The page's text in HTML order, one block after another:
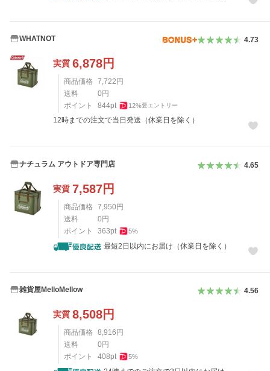
WHATNOT 4.73
実質 6,878円
商品価格 7,722 円
送料
0 円
ポイント
844pt 12%要エントリー
12時までの注文で当日発送（休業日を除く）
ナチュラム アウトドア専門店 4.65
実質 7,587円
商品価格 7,950 円
送料
0 円
ポイント
363pt 5%
最短2日以内にお届け（休業日を除く）
雑貨屋MelloMellow 4.56
実質 8,508円
商品価格 8,916 円
送料
0 円
ポイント
408pt 5%